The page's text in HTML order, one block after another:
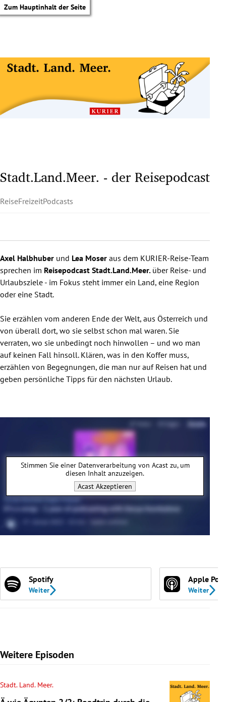
Zum Hauptinhalt der Seite
Untermenü
Untermenü
Untermenü
Untermenü
Untermenü
Stadt.Land.Meer. - der Reisepodcast
ReiseFreizeitPodcasts
Axel Halbhuber und Lea Moser aus dem KURIER-Reise-Team
sprechen im Reisepodcast Stadt.Land.Meer. über Reise- und
Urlaubsziele - im Fokus steht immer ein Land, eine Region
oder eine Stadt.
Sie erzählen vom anderen Ende der Welt, aus Österreich und
von überall dort, wo sie selbst schon mal waren. Sie
verraten, wo sie unbedingt noch hinwollen – und wo man
auf keinen Fall hinsoll. Klären, was in den Koffer muss,
erzählen von Begegnungen, die man nur auf Reisen hat und
geben persönliche Tipps für den nächsten Urlaub.
Stimmen Sie einer Datenverarbeitung von Acastzu, um
diesen Inhalt anzuzeigen.
Acast Akzeptieren
Spotify
Weiter
Apple
Weiter
Weitere Episoden
Stadt. Land. Meer.